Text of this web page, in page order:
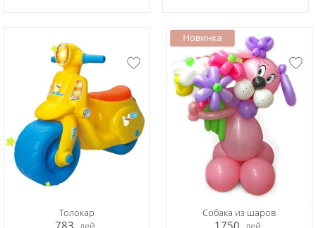
Толокар
783
Собака из шаров
1750